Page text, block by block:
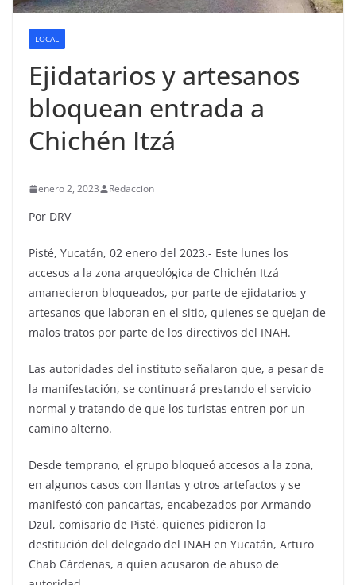
LOCAL
Ejidatarios y artesanos
bloquean entrada a
Chichén Itzá
enero 2, 2023 Redaccion
Por DRV
Pisté, Yucatán, 02 enero del 2023.- Este lunes los
accesos a la zona arqueológica de Chichén Itzá
amanecieron bloqueados, por parte de ejidatarios y
artesanos que laboran en el sitio, quienes se quejan de
malos tratos por parte de los directivos del INAH.
Las autoridades del instituto señalaron que, a pesar de
la manifestación, se continuará prestando el servicio
normal y tratando de que los turistas entren por un
camino alterno.
Desde temprano, el grupo bloqueó accesos a la zona,
en algunos casos con llantas y otros artefactos y se
manifestó con pancartas, encabezados por Armando
Dzul, comisario de Pisté, quienes pidieron la
destitución del delegado del INAH en Yucatán, Arturo
Chab Cárdenas, a quien acusaron de abuso de